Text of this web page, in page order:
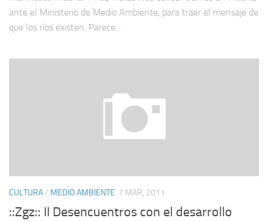
ante el Ministerio de Medio Ambiente, para traer el mensaje de
que los ríos existen. Parece...
CULTURA/ MEDIO AMBIENTE 7 MAR, 2011
::Zgz:: II Desencuentros con el desarrollo